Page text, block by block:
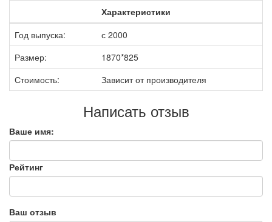
Характеристики
Год выпуска:
с 2000
Размер:
1870*825
Стоимость:
Зависит от производителя
Написать отзыв
Ваше имя:
Рейтинг
Ваш отзыв